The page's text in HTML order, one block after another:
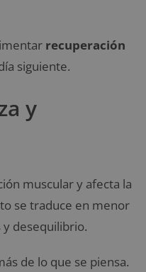
recuperación
siguiente.
y
muscular y afecta la
se traduce en menor
desequilibrio.
de lo que se piensa.